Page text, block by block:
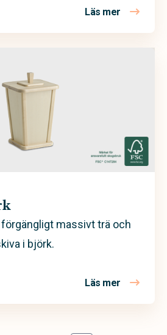
Läs mer om
massivt trä och
i björk.
Läs mer om